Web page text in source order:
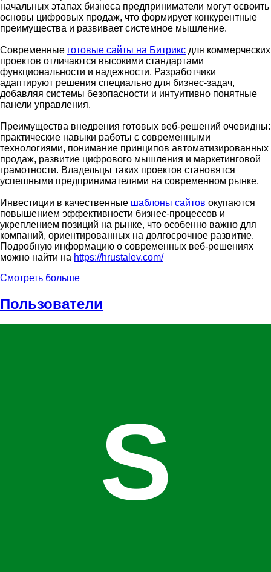
начальных этапах бизнеса предприниматели могут освоить
основы цифровых продаж, что формирует конкурентные
преимущества и развивает системное мышление.
Современные готовые сайты на Битрикс для коммерческих
проектов отличаются высокими стандартами
функциональности и надежности. Разработчики
адаптируют решения специально для бизнес-задач,
добавляя системы безопасности и интуитивно понятные
панели управления.
Преимущества внедрения готовых веб-решений очевидны:
практические навыки работы с современными
технологиями, понимание принципов автоматизированных
продаж, развитие цифрового мышления и маркетинговой
грамотности. Владельцы таких проектов становятся
успешными предпринимателями на современном рынке.
Инвестиции в качественные шаблоны сайтов окупаются
повышением эффективности бизнес-процессов и
укреплением позиций на рынке, что особенно важно для
компаний, ориентированных на долгосрочное развитие.
Подробную информацию о современных веб-решениях
можно найти на https://hrustalev.com/
Смотреть больше
Пользователи
S